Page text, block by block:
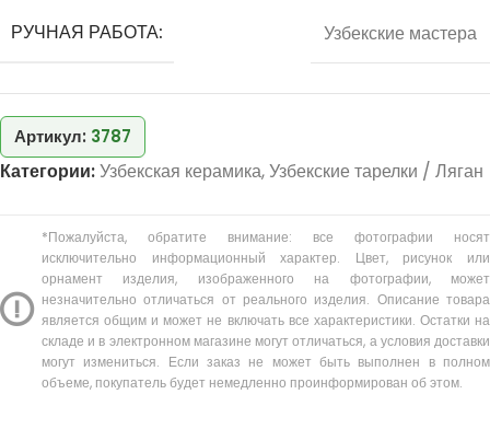
РУЧНАЯ РАБОТА: Узбекские мастера
Артикул: 3787
Категории:Узбекская керамика,Узбекские тарелки / Ляган
*Пожалуйста, обратите внимание: все фотографии носят
исключительно информационный характер. Цвет, рисунок или
орнамент изделия, изображенного на фотографии, может
незначительно отличаться от реального изделия. Описание товара
является общим и может не включать все характеристики. Остатки на
складе и в электронном магазине могут отличаться, а условия доставки
могут измениться. Если заказ не может быть выполнен в полном
объеме, покупатель будет немедленно проинформирован об этом.